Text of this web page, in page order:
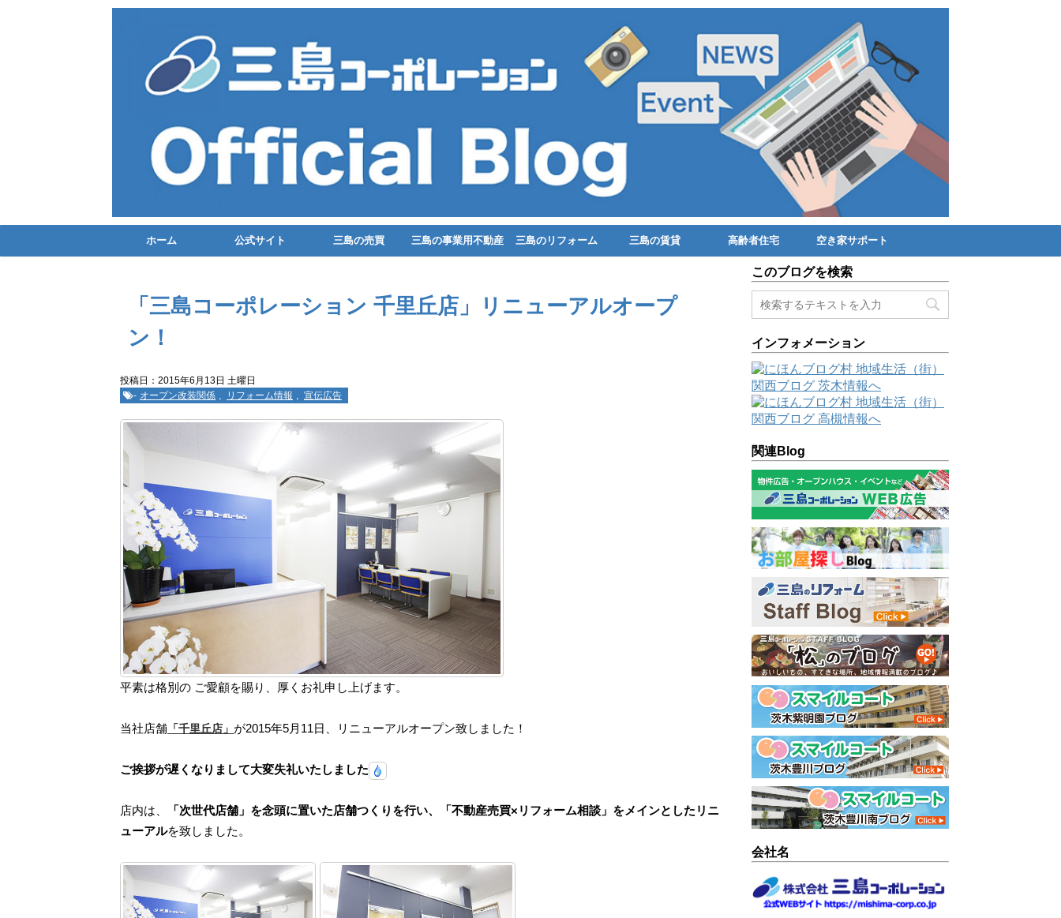
ホーム 公式サイト 三島の売買 三島の事業用不動産 三島のリフォーム 三島の賃貸 高齢者住宅 空き家サポート
「三島コーポレーション 千里丘店」リニューアルオープ
ン！
投稿日：2015年6月13日 土曜日
- オープン改装関係 , リフォーム情報 , 宣伝広告
平素は格別の ご愛顧を賜り、厚くお礼申し上げます。
当社店舗 「千里丘店」 が2015年5月11日、リニューアルオープン致しました！
ご挨拶が遅くなりまして大変失礼いたしました
店内は、
「次世代店舗」を念頭に置いた店舗つくりを行い、「不動産売買×リフォーム相談」をメインとしたリニ
ューアルを致しました。
このブログを検索
インフォメーション
関連Blog
会社名